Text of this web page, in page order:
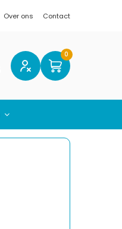
Over ons Contact